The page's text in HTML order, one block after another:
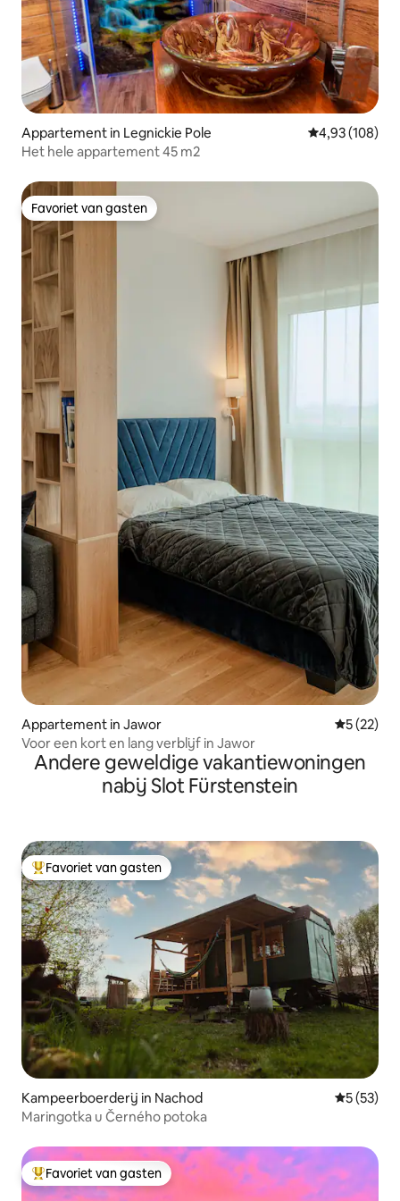
Appartement in Legnickie Pole Gemiddelde
4,93 (108)
Het hele appartement 45 m2
Favoriet van gasten
Favoriet van gasten
Appartement in Jawor
5 (22)
Voor een kort en lang verblijf in Jawor
Andere geweldige vakantiewoningen
nabij Slot Fürstenstein
Topfavoriet van gasten
Favoriet van gasten
Kampeerboerderij in Nachod
5 (53)
Maringotka u Černého potoka
Topfavoriet van gasten
Favoriet van gasten